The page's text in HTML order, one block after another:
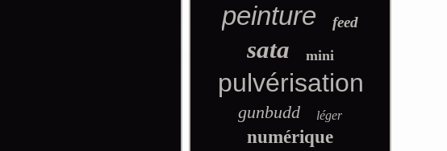
peinture feed
sata mini
pulvérisation
gunbudd léger
numérique